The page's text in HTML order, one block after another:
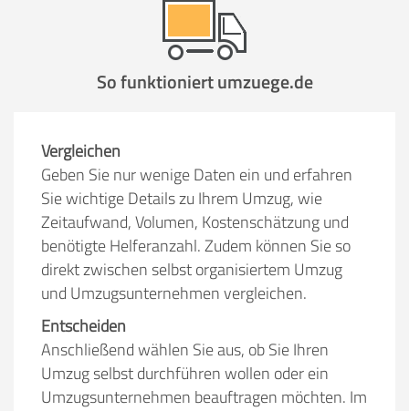
So funktioniert umzuege.de
Vergleichen
Geben Sie nur wenige Daten ein und erfahren
Sie wichtige Details zu Ihrem Umzug, wie
Zeitaufwand, Volumen, Kostenschätzung und
benötigte Helferanzahl. Zudem können Sie so
direkt zwischen selbst organisiertem Umzug
und Umzugsunternehmen vergleichen.
Entscheiden
Anschließend wählen Sie aus, ob Sie Ihren
Umzug selbst durchführen wollen oder ein
Umzugsunternehmen beauftragen möchten. Im